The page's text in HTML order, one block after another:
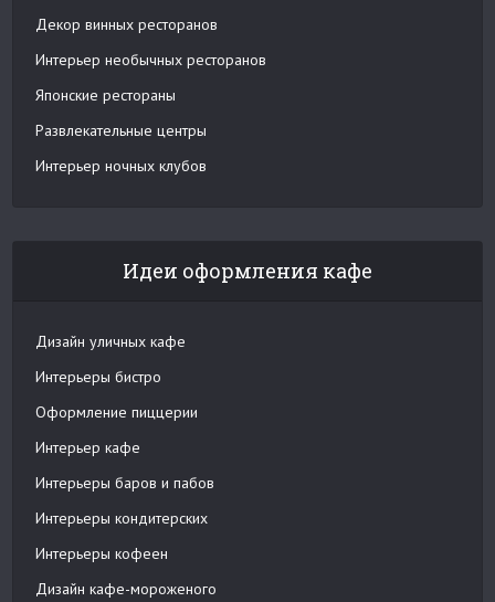
Декор винных ресторанов
Интерьер необычных ресторанов
Японские рестораны
Развлекательные центры
Интерьер ночных клубов
Идеи оформления кафе
Дизайн уличных кафе
Интерьеры бистро
Оформление пиццерии
Интерьер кафе
Интерьеры баров и пабов
Интерьеры кондитерских
Интерьеры кофеен
Дизайн кафе-мороженого